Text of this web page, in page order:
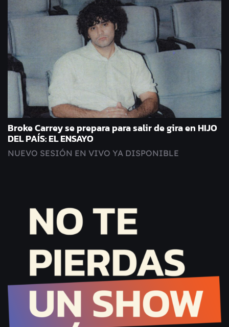
Broke Carrey se prepara para salir de gira en HIJO
DEL PAÍS: EL ENSAYO
NUEVO SESIÓN EN VIVO YA DISPONIBLE